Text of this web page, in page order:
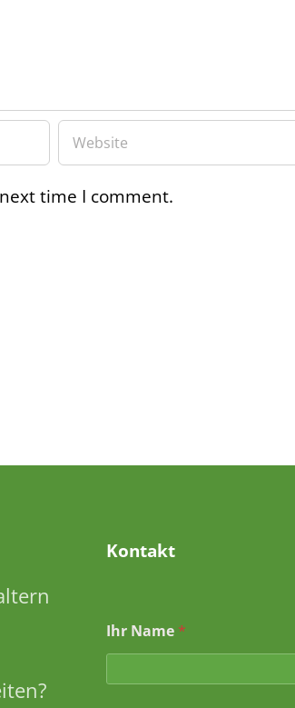
time I comment.
Kontakt
h
r
a
Ihr Name *